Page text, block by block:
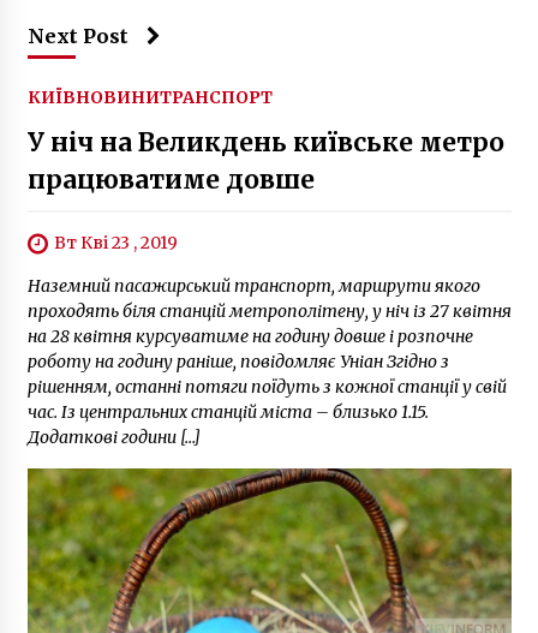
Next Post
КИЇВНОВИНИТРАНСПОРТ
У ніч на Великдень київське метро
працюватиме довше
Вт Кві 23 , 2019
Наземний пасажирський транспорт, маршрути якого
проходять біля станцій метрополітену, у ніч із 27 квітня
на 28 квітня курсуватиме на годину довше і розпочне
роботу на годину раніше, повідомляє Уніан Згідно з
рішенням, останні потяги поїдуть з кожної станції у свій
час. Із центральних станцій міста – близько 1.15.
Додаткові години […]